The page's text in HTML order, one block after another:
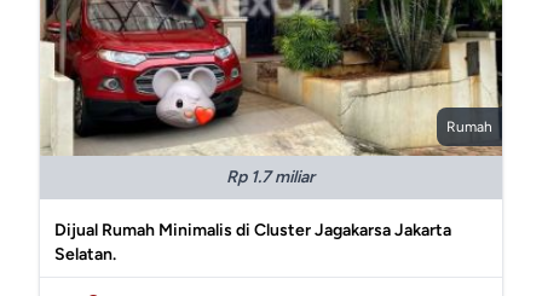
Rumah
Rp 1.7 miliar
Dijual Rumah Minimalis di Cluster Jagakarsa Jakarta
Selatan.